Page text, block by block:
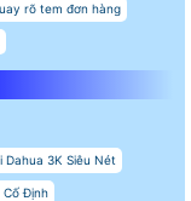
rõ tem đơn hàng
Dahua 3K Siêu Nét
Cố Định